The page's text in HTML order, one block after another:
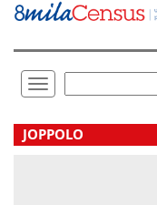
Vai
direttamente
Toggle
navigation
.
JOPPOLO